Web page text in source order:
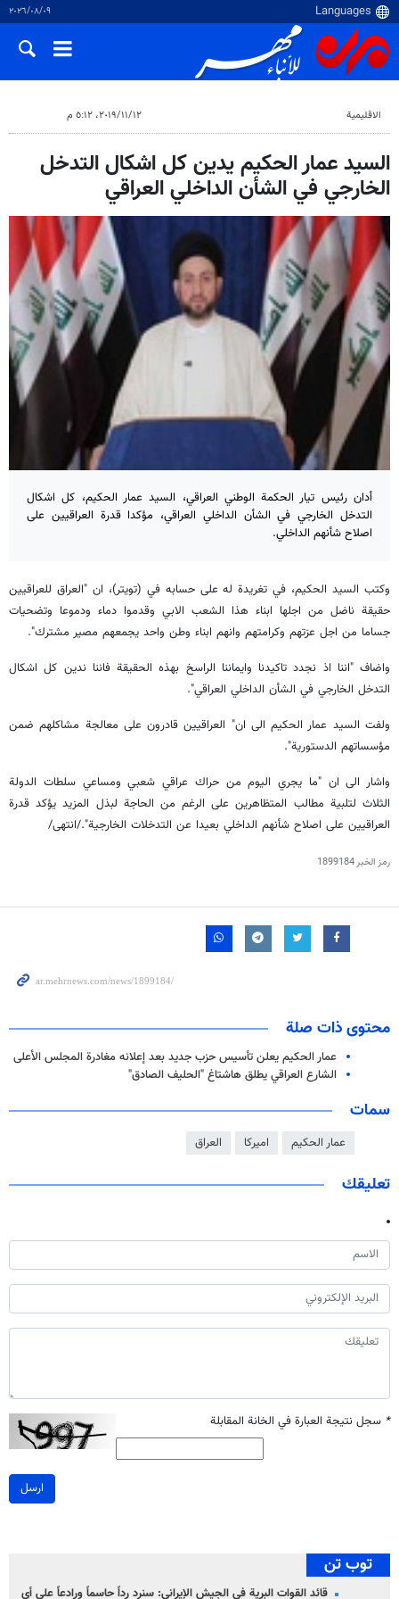
٠٩‏/٠٨‏/٢٠٢٦
الاقلیمیة ١٢‏/١١‏/٢٠١٩، ٥:١٢ م
السيد عمار الحكيم يدين كل اشكال التدخل
الخارجي في الشأن الداخلي العراقي
أدان رئيس تيار الحكمة الوطني العراقي، السيد عمار الحكيم، كل اشكال
التدخل الخارجي في الشأن الداخلي العراقي، مؤكدا قدرة العراقيين على
اصلاح شأنهم الداخلي.
وكتب السيد الحكيم، في تغريدة له على حسابه في (تويتر)، ان "العراق للعراقيين
حقيقة ناضل من اجلها ابناء هذا الشعب الابي وقدموا دماء ودموعا وتضحيات
جساما من اجل عزتهم وكرامتهم وانهم ابناء وطن واحد يجمعهم مصير مشترك".
واضاف "اننا اذ نجدد تاكيدنا وايماننا الراسخ بهذه الحقيقة فاننا ندين كل اشكال
التدخل الخارجي في الشأن الداخلي العراقي".
ولفت السيد عمار الحكيم الى ان" العراقيين قادرون على معالجة مشاكلهم ضمن
مؤسساتهم الدستورية".
واشار الى ان "ما يجري اليوم من حراك عراقي شعبي ومساعي سلطات الدولة
الثلاث لتلبية مطالب المتظاهرين على الرغم من الحاجة لبذل المزيد يؤكد قدرة
العراقيين على اصلاح شأنهم الداخلي بعيدا عن التدخلات الخارجية"./انتهى/
رمز الخبر1899184
محتوى ذات صلة
عمار الحكيم يعلن تأسيس حزب جديد بعد إعلانه مغادرة المجلس الأعلى
الشارع العراقي يطلق هاشتاغ "الحليف الصادق"
سمات
عمار الحكيم اميركا العراق
تعليقك
* سجل نتيجة العبارة في الخانة المقابلة
ارسل
توب تن
قائد القوات البرية في الجيش الإيراني: سنرد رداً حاسماً ورادعاً على أي